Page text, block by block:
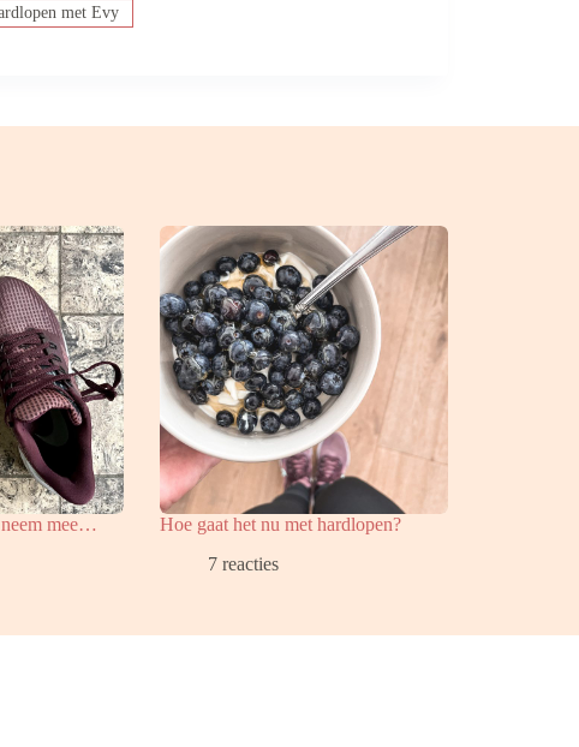
met Evy
mee…
Hoe gaat het nu met hardlopen?
7 reacties